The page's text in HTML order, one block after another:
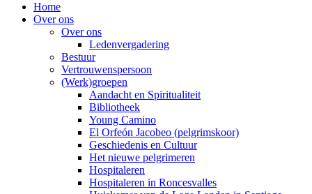
Home
Over ons
Over ons
Ledenvergadering
Bestuur
Vertrouwenspersoon
(Werk)groepen
Aandacht en Spiritualiteit
Bibliotheek
Young Camino
El Orfeón Jacobeo (pelgrimskoor)
Geschiedenis en Cultuur
Het nieuwe pelgrimeren
Hospitaleren
Hospitaleren in Roncesvalles